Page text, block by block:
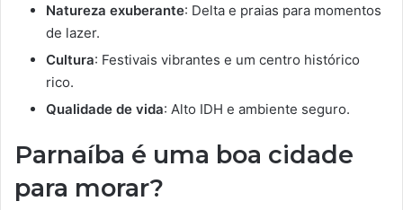
Natureza exuberante: Delta e praias para momentos
de lazer.
Cultura: Festivais vibrantes e um centro histórico
rico.
Qualidade de vida: Alto IDH e ambiente seguro.
Parnaíba é uma boa cidade
para morar?